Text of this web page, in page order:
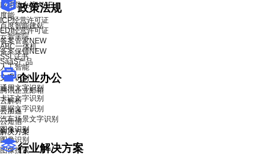
政策法规
ICP经营许可证
EDI经营许可证
备案管家NEW
备案保镖NEW
SaaS产品
企业办公
腾讯企业邮箱
云解析
云加速
云短信
解决方案
行业解决方案
应用防火墙WAF
度能
百度智能建站
云智学院
ABC一体机
SSL证书
人工智能
文字识别
通用文字识别
卡证文字识别
票据文字识别
汽车场景文字识别
图像识别
图像识别
图像搜索